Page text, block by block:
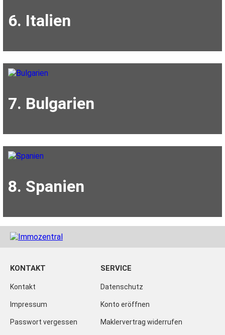
6. Italien
7. Bulgarien
8. Spanien
KONTAKT
Kontakt
Impressum
Passwort vergessen
SERVICE
Datenschutz
Konto eröffnen
Maklervertrag widerrufen